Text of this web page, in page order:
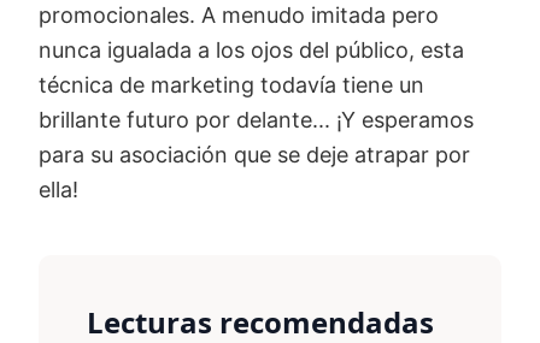
promocionales. A menudo imitada pero
nunca igualada a los ojos del público, esta
técnica de marketing todavía tiene un
brillante futuro por delante... ¡Y esperamos
para su asociación que se deje atrapar por
ella!
Lecturas recomendadas